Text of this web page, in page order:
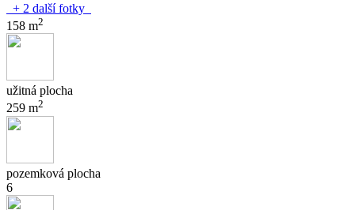
+ 2 další fotky
158 m2
užitná plocha
259 m2
pozemková plocha
6